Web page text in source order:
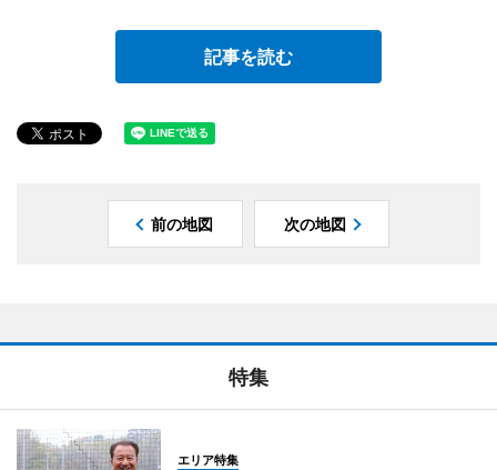
記事を読む
前の地図 次の地図
特集
エリア特集